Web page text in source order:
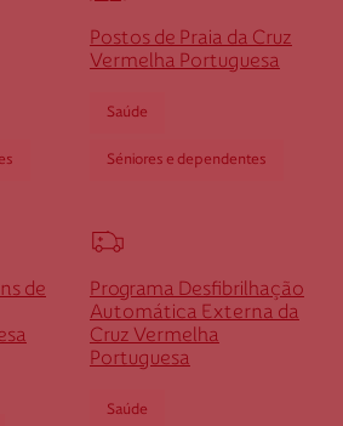
Frazão
Fundão
n.º 24
Postos de Praia da Cruz
Vermelha Portuguesa
Saúde
Séniores e dependentes
de
Programa Desfibrilhação
Automática Externa da
Cruz Vermelha
Portuguesa
Saúde